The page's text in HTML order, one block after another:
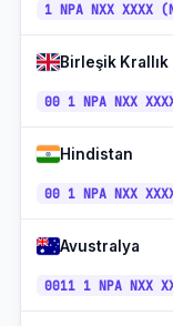
Richmond, BC
Gatineau, Kalite
Longueuil, Kalite
St. Catharines, ON
1 NPA NXX
Birleşik Krallık
00 1 NPA NXX
Hindistan
00 1 NPA NXX
Avustralya
0011 1 NPA NXX